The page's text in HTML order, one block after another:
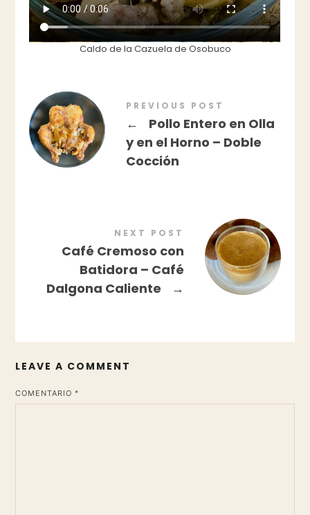
Caldo de la Cazuela de Osobuco
PREVIOUS POST
←
Pollo Entero en Olla
y en el Horno – Doble
Cocción
NEXT POST
Café Cremoso con
Batidora – Café
Dalgona Caliente
→
LEAVE A COMMENT
COMENTARIO *